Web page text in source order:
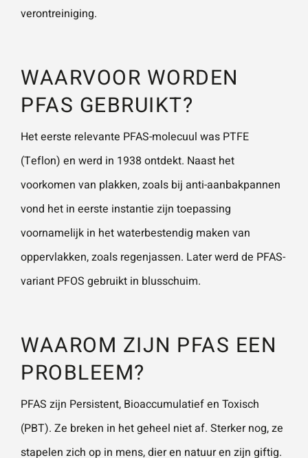
verontreiniging.
WAARVOOR WORDEN
PFAS GEBRUIKT?
Het eerste relevante PFAS-molecuul was PTFE
(Teflon) en werd in 1938 ontdekt. Naast het
voorkomen van plakken, zoals bij anti-aanbakpannen
vond het in eerste instantie zijn toepassing
voornamelijk in het waterbestendig maken van
oppervlakken, zoals regenjassen. Later werd de PFAS-
variant PFOS gebruikt in blusschuim.
WAAROM ZIJN PFAS EEN
PROBLEEM?
PFAS zijn Persistent, Bioaccumulatief en Toxisch
(PBT). Ze breken in het geheel niet af. Sterker nog, ze
stapelen zich op in mens, dier en natuur en zijn giftig.